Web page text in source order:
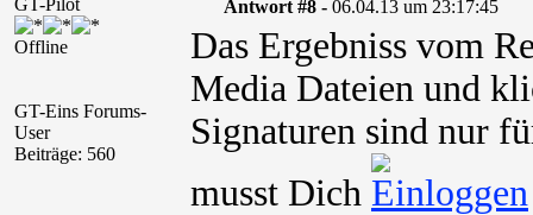
GT-Pilot
Offline
GT-Eins Forums-
User
Beiträge: 560
Antwort #8 - 06.04.13 um 23:17:45
Das Ergebniss vom
Media Dateien und
Signaturen sind nur
musst Dich